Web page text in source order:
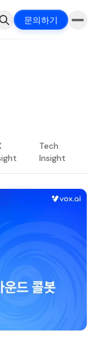
문의하기
Tech
Insight